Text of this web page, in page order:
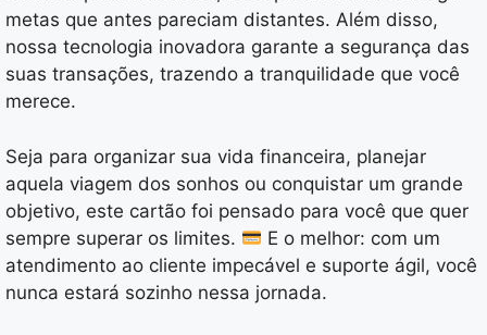
metas que antes pareciam distantes. Além disso,
nossa tecnologia inovadora garante a segurança das
suas transações, trazendo a tranquilidade que você
merece.
Seja para organizar sua vida financeira, planejar
aquela viagem dos sonhos ou conquistar um grande
objetivo, este cartão foi pensado para você que quer
sempre superar os limites.
E o melhor: com um
atendimento ao cliente impecável e suporte ágil, você
nunca estará sozinho nessa jornada.